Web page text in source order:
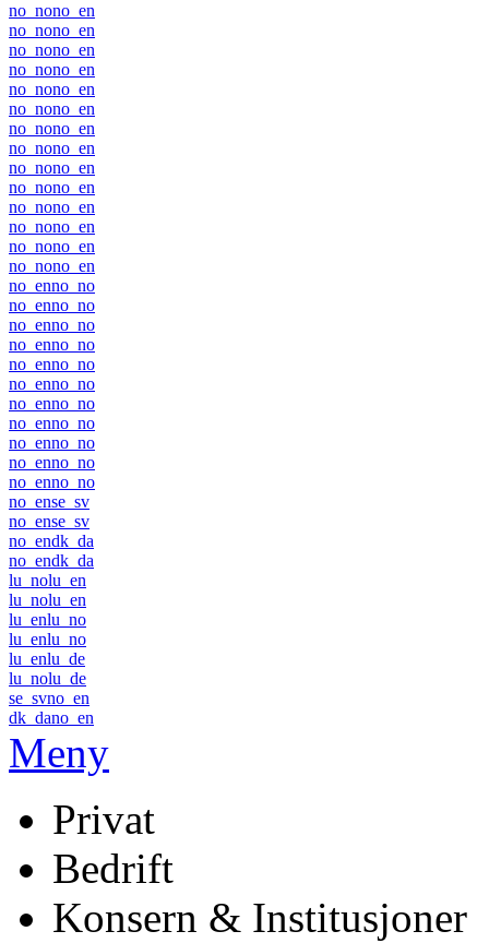
no_nono_en
no_nono_en
no_nono_en
no_nono_en
no_nono_en
no_nono_en
no_nono_en
no_nono_en
no_nono_en
no_nono_en
no_nono_en
no_nono_en
no_nono_en
no_nono_en
no_enno_no
no_enno_no
no_enno_no
no_enno_no
no_enno_no
no_enno_no
no_enno_no
no_enno_no
no_enno_no
no_enno_no
no_enno_no
no_ense_sv
no_ense_sv
no_endk_da
no_endk_da
lu_nolu_en
lu_nolu_en
lu_enlu_no
lu_enlu_no
lu_enlu_de
lu_nolu_de
se_svno_en
dk_dano_en
Meny
Privat
Bedrift
Konsern & Institusjoner